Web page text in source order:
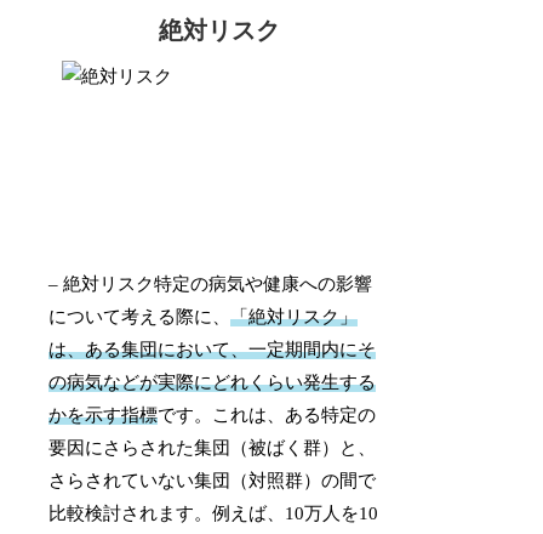
絶対リスク
– 絶対リスク特定の病気や健康への影響
について考える際に、「絶対リスク」
は、ある集団において、一定期間内にそ
の病気などが実際にどれくらい発生する
かを示す指標です。これは、ある特定の
要因にさらされた集団（被ばく群）と、
さらされていない集団（対照群）の間で
比較検討されます。例えば、10万人を10